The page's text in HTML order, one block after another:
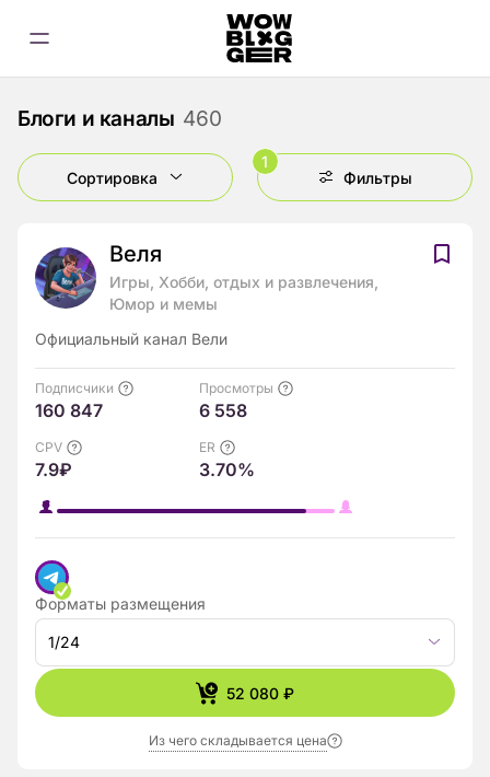
Блоги и каналы 460
Сортировка
1
Фильтры
Веля
Игры, Хобби, отдых и развлечения,
Юмор и мемы
Официальный канал Вели
Подписчики
160 847
Просмотры
6 558
CPV
7.9₽
ER
3.70%
Форматы размещения
1/24
52 080 ₽
Из чего складывается цена